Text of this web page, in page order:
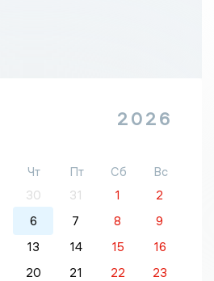
2026
Чт Пт Сб
Вс
30 31 1
2
6 7 8
9
13 14 15
16
20 21 22
23